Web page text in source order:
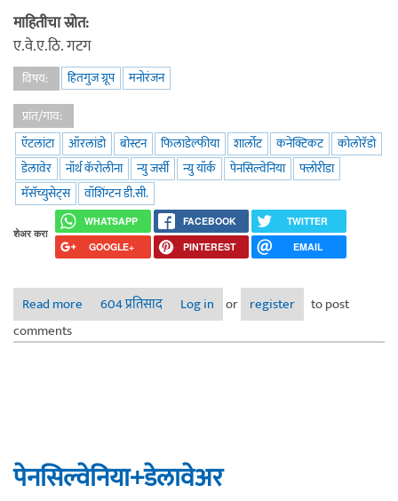
माहितीचा स्रोत:
ए.वे.ए.ठि. गटग
विषय: हितगुज ग्रूप
मनोरंजन
प्रांत/गाव:
ऍटलांटा
ऑरलांडो बोस्टन फिलाडेल्फीया शार्लोट कनेक्टिकट
कोलोरॅडो
डेलावेर
नॉर्थ कॅरोलीना न्यु जर्सी न्यु यॉर्क पेनसिल्वेनिया
फ्लोरीडा
मॅसॅच्युसेट्स
वॉशिंग्टन डी.सी.
शेअर करा
WHATSAPP FACEBOOK
TWITTER
GOOGLE+
PINTEREST EMAIL
Read more about न्यु जर्सी २९ जानेवारी २०११ हिवाळी ए.वे.ए.ठी.
604 प्रतिसाद Log in or register
to post
comments
पेनसिल्वेनिया+डेलावेअर